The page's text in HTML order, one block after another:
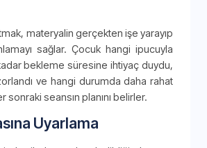
materyalin gerçekten işe yarayıp
sağlar. Çocuk hangi ipucuyla
bekleme süresine ihtiyaç duydu,
ve hangi durumda daha rahat
sonraki seansın planını belirler.
Uyarlama